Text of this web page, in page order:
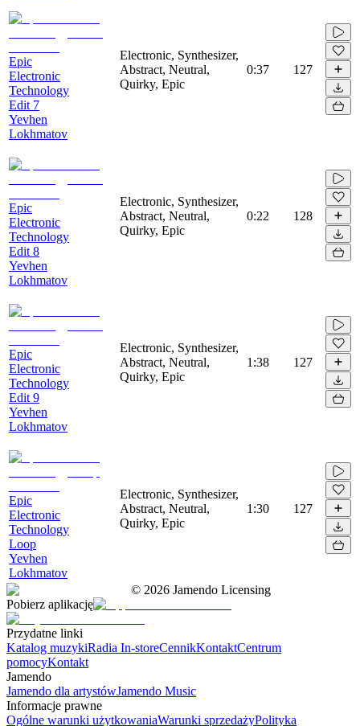
Epic
Electronic
Technology
Edit 7
Yevhen
Lokhmatov
Electronic, Synthesizer,
Abstract, Neutral,
Quirky, Epic
0:37 127
Epic
Electronic
Technology
Edit 8
Yevhen
Lokhmatov
Electronic, Synthesizer,
Abstract, Neutral,
Quirky, Epic
0:22 128
Epic
Electronic
Technology
Edit 9
Yevhen
Lokhmatov
Electronic, Synthesizer,
Abstract, Neutral,
Quirky, Epic
1:38 127
Epic
Electronic
Technology
Loop
Yevhen
Lokhmatov
Electronic, Synthesizer,
Abstract, Neutral,
Quirky, Epic
1:30 127
© 2026 Jamendo Licensing
Pobierz aplikację
Przydatne linki
Katalog muzykiRadia In-storeCennikKontaktCentrum
pomocyKontakt
Jamendo
Jamendo dla artystówJamendo Music
Informacje prawne
Ogólne warunki użytkowaniaWarunki sprzedażyPolityka